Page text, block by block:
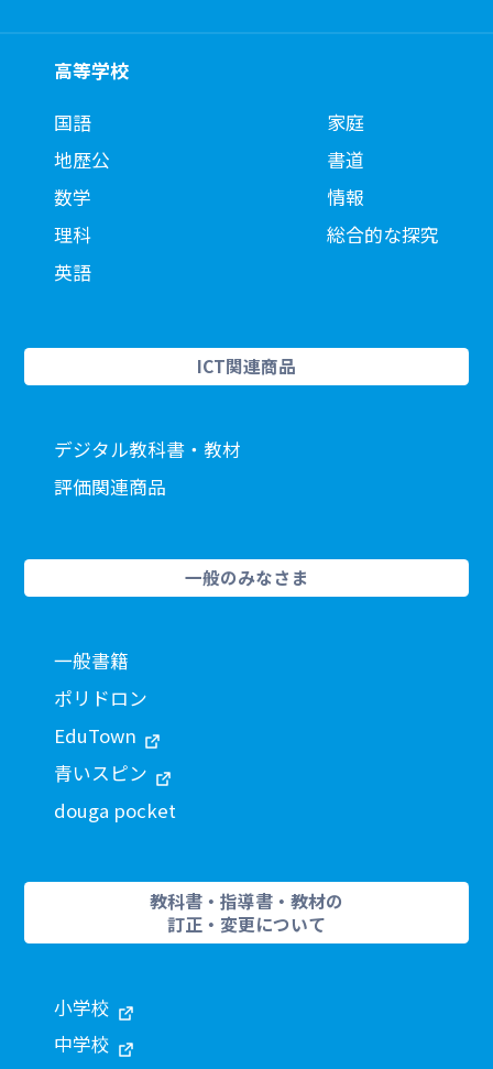
高等学校
国語
地歴公
数学
理科
英語
家庭
書道
情報
総合的な探究
ICT関連商品
デジタル教科書・教材
評価関連商品
一般のみなさま
一般書籍
ポリドロン
EduTown
青いスピン
douga pocket
教科書・指導書・教材の
訂正・変更について
小学校
中学校